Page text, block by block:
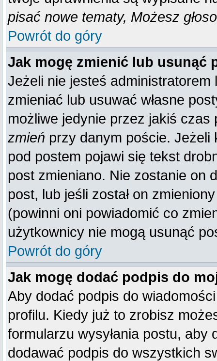
pisać nowe tematy, Możesz
Powrót do góry
Jak mogę zmienić lub usunąć
Jeżeli nie jesteś
zmieniać lub usuwać własne
możliwe jedynie przez jakiś
zmień przy danym poście. Jeżeli
pod postem pojawi się tekst
post zmieniano. Nie zostanie on
post, lub jeśli został on
(powinni oni powiadomić co
użytkownicy nie mogą usunąć
Powrót do góry
Jak mogę dodać podpis do
Aby dodać podpis do
profilu. Kiedy już to zrobisz
formularzu wysyłania postu,
dodawać podpis do wszystkich